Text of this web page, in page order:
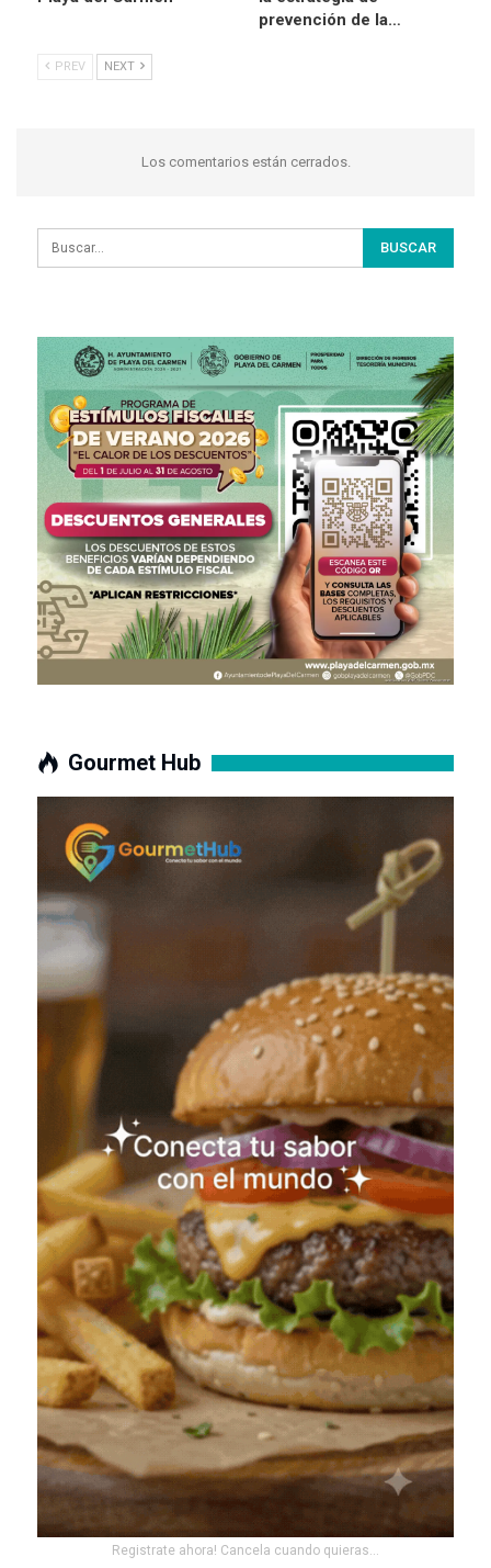
prevención de la…
PREV NEXT
Los comentarios están cerrados.
Gourmet Hub
Registrate ahora! Cancela cuando quieras...